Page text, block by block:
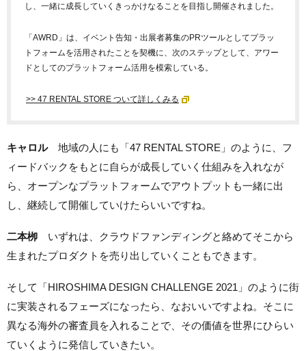
し、一緒に成長していくきっかけなることを目指し開催されました。
「AWRD」は、イベント告知・出展者募集のPRツールとしてプラッ
トフォームを活用されたことを契機に、次のステップとして、アワー
ドとしてのプラットフォーム活用を模索している。
>> 47 RENTAL STORE ついて詳しくみる
キャロル地域の人にも「47 RENTAL STORE」のように、フ
ィードバックをもとに自らが成長していく仕組みを入れなが
ら、オープンなプラットフォームでアウトプットも一緒に出
し、継続して開催していけたらいいですね。
二本栁 いずれは、クラウドファンディングと絡めてそこから
生まれたプロダクトを売り出していくこともできます。
そして「HIROSHIMA DESIGN CHALLENGE 2021」のように街
に実装されるフェーズになったら、なおいいですよね。そこに
異なる海外の審査員を入れることで、その価値を世界にひらい
ていくように発信していきたい。